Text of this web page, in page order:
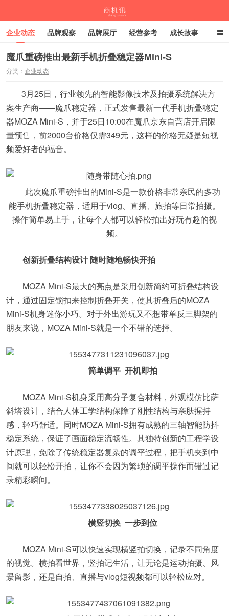
企业动态 品牌观察 品牌展厅 经营参考 成长故事
深度观察 伙伴计划
魔爪重磅推出最新手机折叠稳定器Mini-S
分类： 企业动态
3月25日，行业领先的智能影像技术及拍摄系统解决方
案生产商——魔爪稳定器，正式发售最新一代手机折叠稳定
器MOZA Mini-S，并于25日10:00在魔爪京东自营店开启限
量预售，前2000台价格仅需349元，这样的价格无疑是短视
频爱好者的福音。
此次魔爪重磅推出的Mini-S是一款价格非常亲民的多功
能手机折叠稳定器，适用于vlog、直播、旅拍等日常拍摄。
操作简单易上手，让每个人都可以轻松拍出好玩有趣的视
频。
创新折叠结构设计 随时随地畅快开拍
MOZA Mini-S最大的亮点是采用创新简约可折叠结构设
计，通过固定锁扣来控制折叠开关，使其折叠后的MOZA
Mini-S机身迷你小巧。对于外出游玩又不想带单反三脚架的
朋友来说，MOZA Mini-S就是一个不错的选择。
简单调平 开机即拍
MOZA Mini-S机身采用高分子复合材料，外观模仿比萨
斜塔设计，结合人体工学结构保障了刚性结构与亲肤握持
感，轻巧舒适。同时MOZA Mini-S拥有成熟的三轴智能防抖
稳定系统，保证了画面稳定流畅性。其独特创新的工程学设
计原理，免除了传统稳定器复杂的调平过程，把手机夹到中
间就可以轻松开拍，让你不会因为繁琐的调平操作而错过记
录精彩瞬间。
横竖切换 一步到位
MOZA Mini-S可以快速实现横竖拍切换，记录不同角度
的视觉。横拍看世界，竖拍记生活，让无论是运动拍摄、风
景留影，还是自拍、直播与vlog短视频都可以轻松应对。